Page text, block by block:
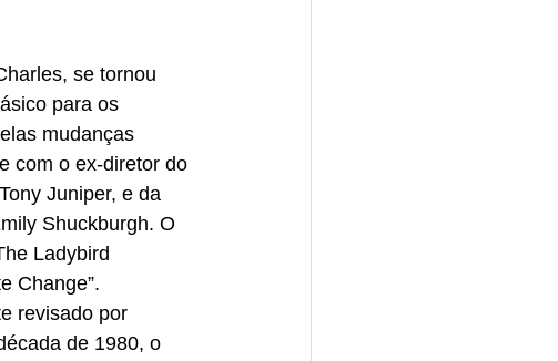
se tornou
para os
mudanças
com o ex-diretor do
Juniper, e da
Shuckburgh. O
Ladybird
Change”.
revisado por
de 1980, o